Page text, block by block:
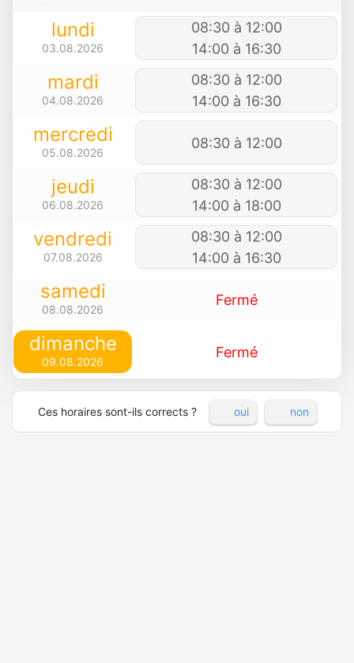
lundi
03.08.2026
08:30 à 12:00
14:00 à 16:30
mardi
04.08.2026
08:30 à 12:00
14:00 à 16:30
mercredi
05.08.2026
08:30 à 12:00
jeudi
06.08.2026
08:30 à 12:00
14:00 à 18:00
vendredi
07.08.2026
08:30 à 12:00
14:00 à 16:30
samedi
08.08.2026
Fermé
dimanche
09.08.2026
Fermé
Ces horaires sont-ils corrects ? oui non